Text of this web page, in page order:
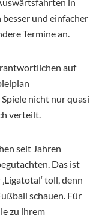
in
und einfacher
Termine an.
auf
Spiele nicht nur quasi
verteilt.
seit Jahren
Das ist
toll, denn
schauen. Für
zu ihrem